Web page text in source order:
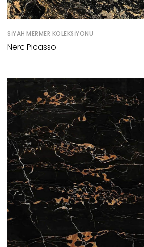
SIYAH MERMER KOLEKSIYONU
Nero Picasso